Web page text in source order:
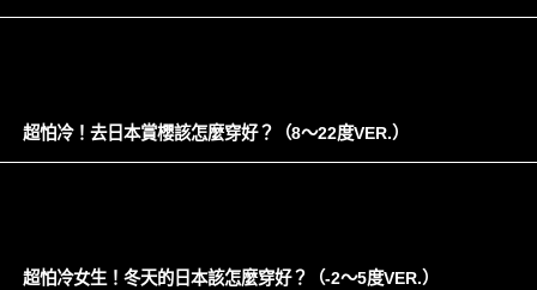
超怕冷！去日本賞櫻該怎麼穿好？（8～22度VER.）
超怕冷女生！冬天的日本該怎麼穿好？（-2～5度VER.）